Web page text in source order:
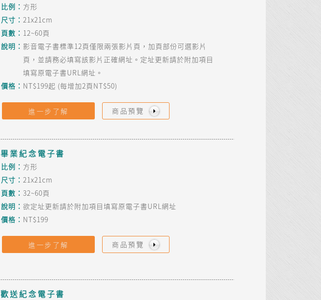
比例： 方形
尺寸：21x21cm
頁數： 12~60頁
說明： 影音電子書標準12頁僅限兩張影片頁，加頁部份可選影片
頁，並請務必填寫該影片正確網址。定址更新請於附加項目
填寫原電子書URL網址。
價格： NT$199起 (每增加2頁NT$50)
進一步了解 商品預覽
畢業紀念電子書
比例： 方形
尺寸：21x21cm
頁數：32~60頁
說明：欲定址更新請於附加項目填寫原電子書URL網址
價格： NT$199
進一步了解 商品預覽
歡送紀念電子書